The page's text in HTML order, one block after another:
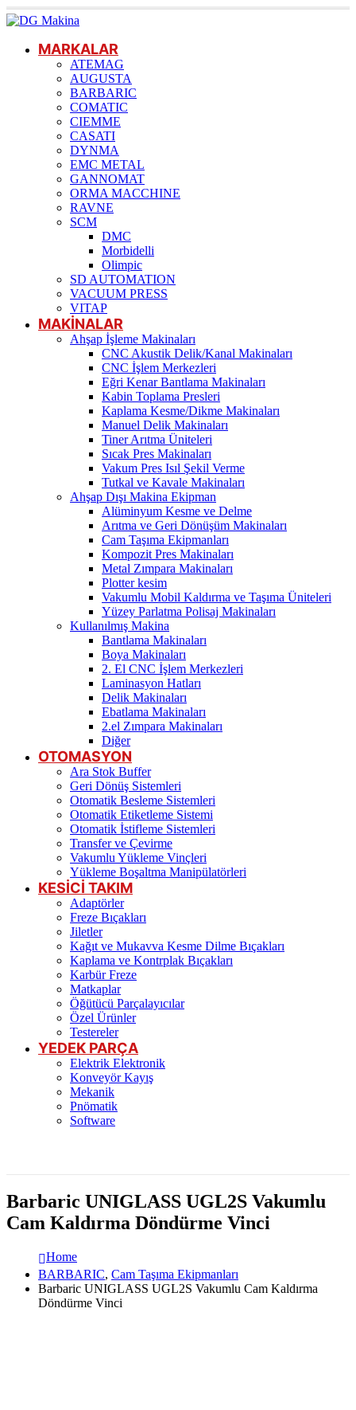
MARKALAR
ATEMAG
AUGUSTA
BARBARIC
COMATIC
CIEMME
CASATI
DYNMA
EMC METAL
GANNOMAT
ORMA MACCHINE
RAVNE
SCM
DMC
Morbidelli
Olimpic
SD AUTOMATION
VACUUM PRESS
VITAP
MAKİNALAR
Ahşap İşleme Makinaları
CNC Akustik Delik/Kanal Makinaları
CNC İşlem Merkezleri
Eğri Kenar Bantlama Makinaları
Kabin Toplama Presleri
Kaplama Kesme/Dikme Makinaları
Manuel Delik Makinaları
Tiner Arıtma Üniteleri
Sıcak Pres Makinaları
Vakum Pres Isıl Şekil Verme
Tutkal ve Kavale Makinaları
Ahşap Dışı Makina Ekipman
Alüminyum Kesme ve Delme
Arıtma ve Geri Dönüşüm Makinaları
Cam Taşıma Ekipmanları
Kompozit Pres Makinaları
Metal Zımpara Makinaları
Plotter kesim
Vakumlu Mobil Kaldırma ve Taşıma Üniteleri
Yüzey Parlatma Polisaj Makinaları
Kullanılmış Makina
Bantlama Makinaları
Boya Makinaları
2. El CNC İşlem Merkezleri
Laminasyon Hatları
Delik Makinaları
Ebatlama Makinaları
2.el Zımpara Makinaları
Diğer
OTOMASYON
Ara Stok Buffer
Geri Dönüş Sistemleri
Otomatik Besleme Sistemleri
Otomatik Etiketleme Sistemi
Otomatik İstifleme Sistemleri
Transfer ve Çevirme
Vakumlu Yükleme Vinçleri
Yükleme Boşaltma Manipülatörleri
KESİCİ TAKIM
Adaptörler
Freze Bıçakları
Jiletler
Kağıt ve Mukavva Kesme Dilme Bıçakları
Kaplama ve Kontrplak Bıçakları
Karbür Freze
Matkaplar
Öğütücü Parçalayıcılar
Özel Ürünler
Testereler
YEDEK PARÇA
Elektrik Elektronik
Konveyör Kayış
Mekanik
Pnömatik
Software
Barbaric UNIGLASS UGL2S Vakumlu
Cam Kaldırma Döndürme Vinci
Home
BARBARIC, Cam Taşıma Ekipmanları
Barbaric UNIGLASS UGL2S Vakumlu Cam Kaldırma
Döndürme Vinci